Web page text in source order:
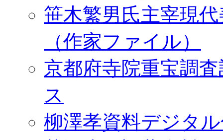
笹木繁男氏主宰現
（作家ファイル）
京都府寺院重宝調
ス
柳澤孝資料デジタ